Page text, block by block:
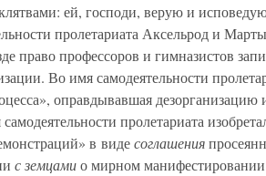
ей, господи, верую и исповедую
пролетариата Аксельрод и
право профессоров и гимназистов
Во имя самодеятельности
оправдывавшая дезорганизацию
пролетариата
в видесоглашения
с земцамио мирном манифестировании